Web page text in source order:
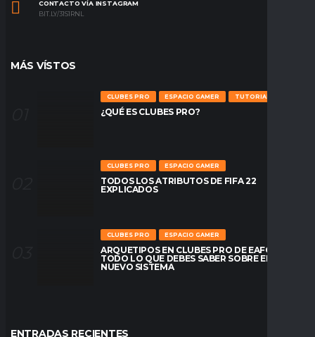
CONTACTO VÍA INSTAGRAM
BIT.LY/31S1RNL
MÁS VÍSTOS
CLUBES PRO ESPACIO GAMER TUTORIALES
¿QUÉ ES CLUBES PRO?
CLUBES PRO ESPACIO GAMER
TODOS LOS ATRIBUTOS DE FIFA 22
EXPLICADOS
CLUBES PRO ESPACIO GAMER
ARQUETIPOS EN CLUBES PRO DE EAFC26:
TODO LO QUE DEBES SABER SOBRE EL
NUEVO SISTEMA
ENTRADAS RECIENTES